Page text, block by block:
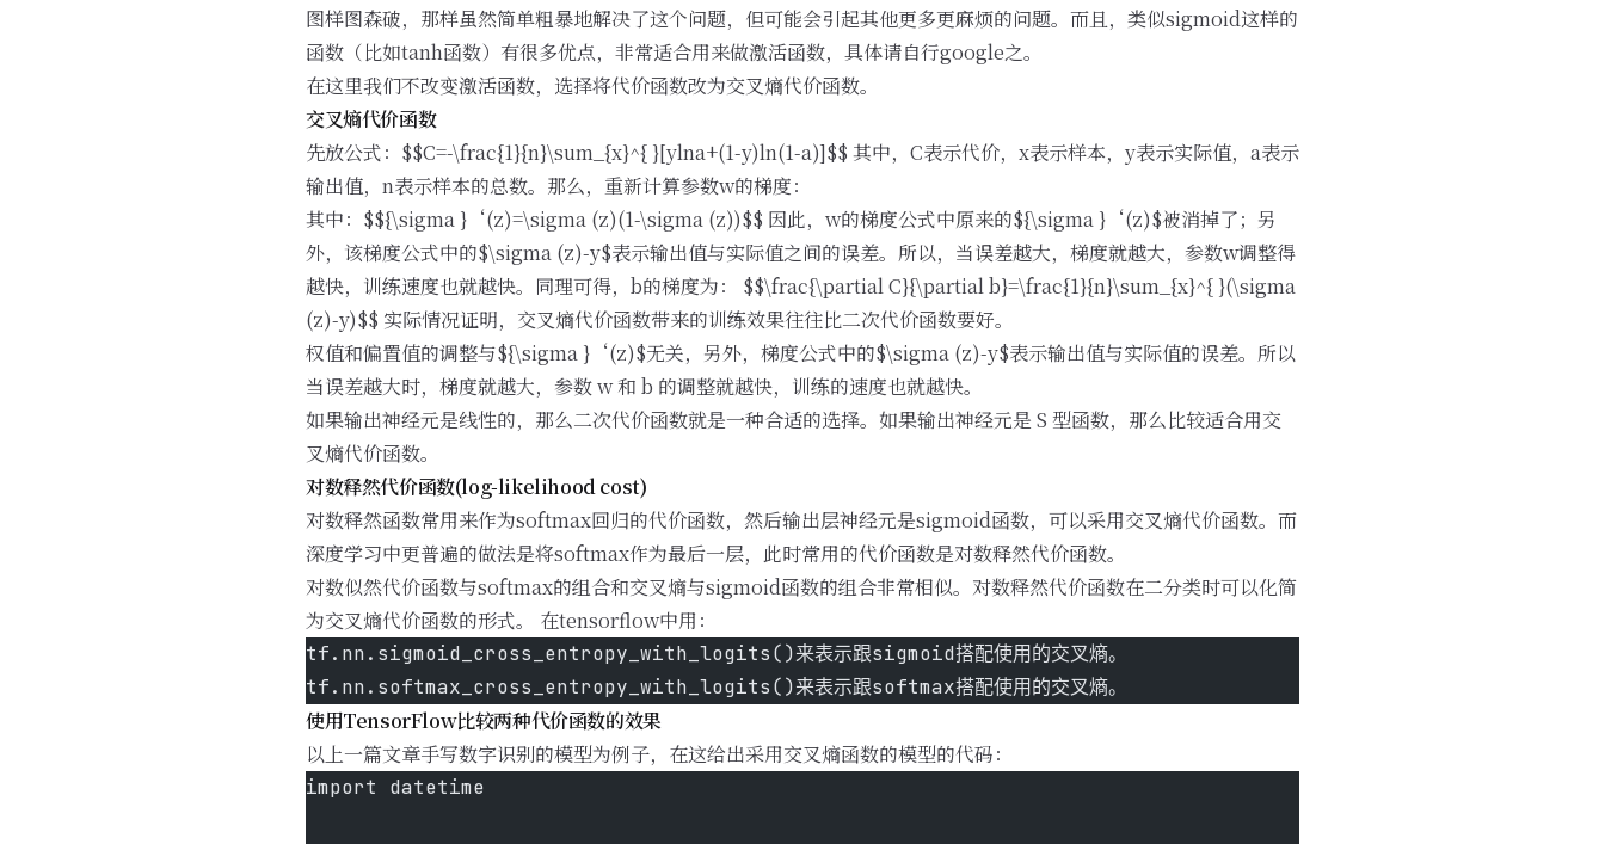
图样图森破，那样虽然简单粗暴地解决了这个问题，但可能会引起其他更多更麻烦的问题。而且，类似sigmoid这样的
函数（比如tanh函数）有很多优点，非常适合用来做激活函数，具体请自行google之。
在这里我们不改变激活函数，选择将代价函数改为交叉熵代价函数。
交叉熵代价函数
先放公式：$$C=-\frac{1}{n}\sum_{x}^{ }[ylna+(1-y)ln(1-a)]$$ 其中，C表示代价，x表示样本，y表示实际值，a表示
输出值，n表示样本的总数。那么，重新计算参数w的梯度：
其中：$${\sigma }‘(z)=\sigma (z)(1-\sigma (z))$$ 因此，w的梯度公式中原来的${\sigma }‘(z)$被消掉了；另
外，该梯度公式中的$\sigma (z)-y$表示输出值与实际值之间的误差。所以，当误差越大，梯度就越大，参数w调整得
越快，训练速度也就越快。同理可得，b的梯度为： $$\frac{\partial C}{\partial b}=\frac{1}{n}\sum_{x}^{ }(\sigma
(z)-y)$$ 实际情况证明，交叉熵代价函数带来的训练效果往往比二次代价函数要好。
权值和偏置值的调整与${\sigma }‘(z)$无关，另外，梯度公式中的$\sigma (z)-y$表示输出值与实际值的误差。所以
当误差越大时，梯度就越大，参数 w 和 b 的调整就越快，训练的速度也就越快。
如果输出神经元是线性的，那么二次代价函数就是一种合适的选择。如果输出神经元是 S 型函数，那么比较适合用交
叉熵代价函数。
对数释然代价函数(log-likelihood cost)
对数释然函数常用来作为softmax回归的代价函数，然后输出层神经元是sigmoid函数，可以采用交叉熵代价函数。而
深度学习中更普遍的做法是将softmax作为最后一层，此时常用的代价函数是对数释然代价函数。
对数似然代价函数与softmax的组合和交叉熵与sigmoid函数的组合非常相似。对数释然代价函数在二分类时可以化简
为交叉熵代价函数的形式。 在tensorflow中用：
tf.nn.sigmoid_cross_entropy_with_logits()来表示跟sigmoid搭配使用的交叉熵。
tf.nn.softmax_cross_entropy_with_logits()来表示跟softmax搭配使用的交叉熵。
使用TensorFlow比较两种代价函数的效果
以上一篇文章手写数字识别的模型为例子，在这给出采用交叉熵函数的模型的代码：
import datetime